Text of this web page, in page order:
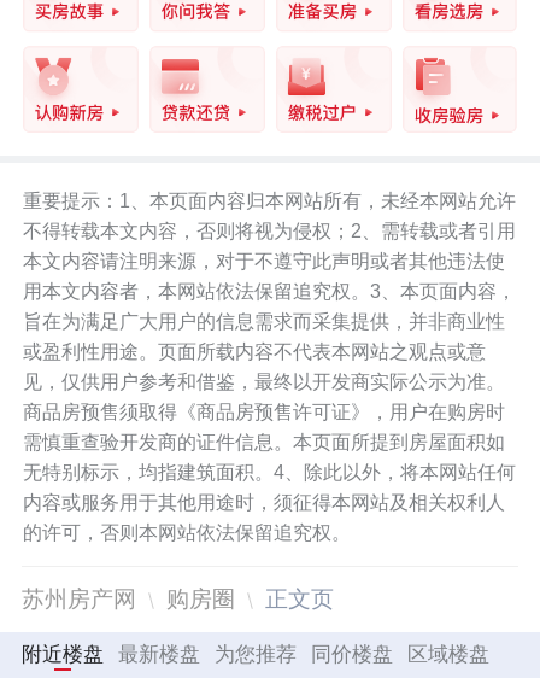
重要提示：1、本页面内容归本网站所有，未经本网站允许
不得转载本文内容，否则将视为侵权；2、需转载或者引用
本文内容请注明来源，对于不遵守此声明或者其他违法使
用本文内容者，本网站依法保留追究权。3、本页面内容，
旨在为满足广大用户的信息需求而采集提供，并非商业性
或盈利性用途。页面所载内容不代表本网站之观点或意
见，仅供用户参考和借鉴，最终以开发商实际公示为准。
商品房预售须取得《商品房预售许可证》，用户在购房时
需慎重查验开发商的证件信息。本页面所提到房屋面积如
无特别标示，均指建筑面积。4、除此以外，将本网站任何
内容或服务用于其他用途时，须征得本网站及相关权利人
的许可，否则本网站依法保留追究权。
苏州房产网 购房圈 正文页
附近楼盘 最新楼盘 为您推荐 同价楼盘 区域楼盘